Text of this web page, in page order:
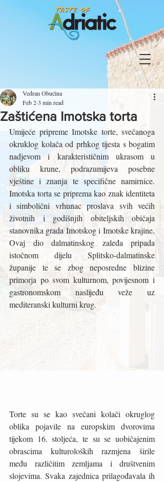
Zaštićena Imotska torta
Vedran Obućina
Feb 23 min read
Umijeće pripreme Imotske torte, svečanoga
okruklog kolača od prhkog tijesta s bogatim
nadjevom i karakterističnim ukrasom u
obliku krune, podrazumijeva posebne
vještine i znanja te specifične namirnice.
Imotska torta se priprema kao znak identiteta
i simbolični vrhunac proslava svih većih
životnih i godišnjih obiteljskih običaja
stanovnika grada Imotskog i Imotske krajine.
Ovaj dio dalmatinskog zaleđa pripada
istočnom dijelu Splitsko-dalmatinske
županije te se zbog neposredne blizine
primorja po svom kulturnom, povijesnom i
gastronomskom naslijeđu veže uz
mediteranski kulturni krug.
Torte su se kao svečani kolači okruglog
oblika pojavile na europskim dvorovima
tijekom 16. stoljeća, te su se uobičajenim
obrascima kulturoloških razmjena širile
među različitim zemljama i društvenim
slojevima. Svaka zajednica prilagođavala ih